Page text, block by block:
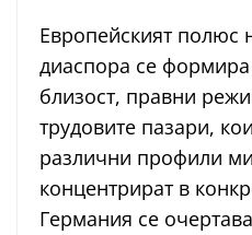
Европейският полюс
диаспора се
близост, правни
трудовите пазари,
различни профили
концентрират в
Германия се